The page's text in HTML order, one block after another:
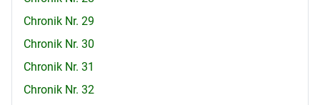
Chronik Nr. 29
Chronik Nr. 30
Chronik Nr. 31
Chronik Nr. 32